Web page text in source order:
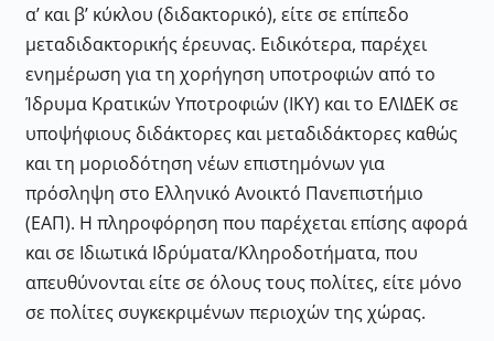
α’ και β’ κύκλου (διδακτορικό), είτε σε επίπεδο
μεταδιδακτορικής έρευνας. Ειδικότερα, παρέχει
ενημέρωση για τη χορήγηση υποτροφιών από το
Ίδρυμα Κρατικών Υποτροφιών (ΙΚΥ) και το ΕΛΙΔΕΚ σε
υποψήφιους διδάκτορες και μεταδιδάκτορες καθώς
και τη μοριοδότηση νέων επιστημόνων για
πρόσληψη στο Ελληνικό Ανοικτό Πανεπιστήμιο
(ΕΑΠ). Η πληροφόρηση που παρέχεται επίσης αφορά
και σε Ιδιωτικά Ιδρύματα/Κληροδοτήματα, που
απευθύνονται είτε σε όλους τους πολίτες, είτε μόνο
σε πολίτες συγκεκριμένων περιοχών της χώρας.